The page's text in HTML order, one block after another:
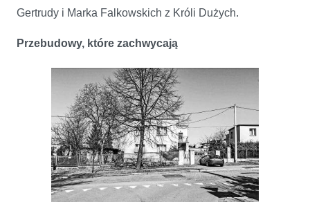
Gertrudy i Marka Falkowskich z Króli Dużych.
Przebudowy, które zachwycają